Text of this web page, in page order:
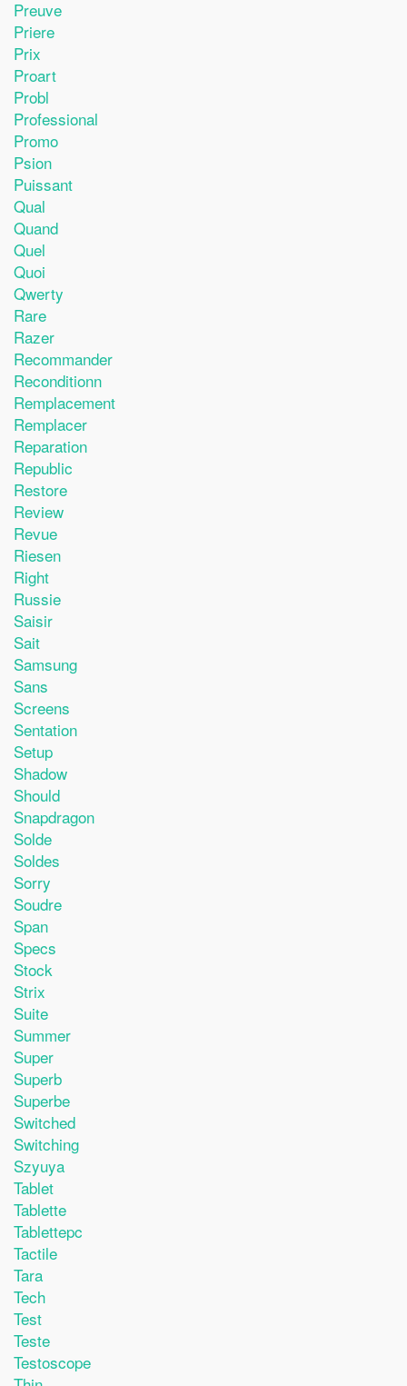
Preuve
Priere
Prix
Proart
Probl
Professional
Promo
Psion
Puissant
Qual
Quand
Quel
Quoi
Qwerty
Rare
Razer
Recommander
Reconditionn
Remplacement
Remplacer
Reparation
Republic
Restore
Review
Revue
Riesen
Right
Russie
Saisir
Sait
Samsung
Sans
Screens
Sentation
Setup
Shadow
Should
Snapdragon
Solde
Soldes
Sorry
Soudre
Span
Specs
Stock
Strix
Suite
Summer
Super
Superb
Superbe
Switched
Switching
Szyuya
Tablet
Tablette
Tablettepc
Tactile
Tara
Tech
Test
Teste
Testoscope